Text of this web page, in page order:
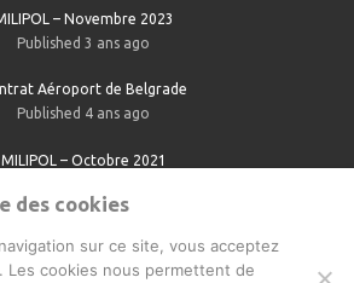
– Novembre 2023
Published 3 ans ago
Aéroport de Belgrade
Published 4 ans ago
MILIPOL – Octobre 2021
des cookies
sur ce site, vous acceptez
Les cookies nous permettent de